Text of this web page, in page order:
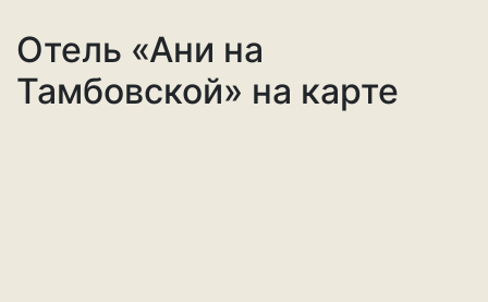
Отель «Ани на
Тамбовской» на карте